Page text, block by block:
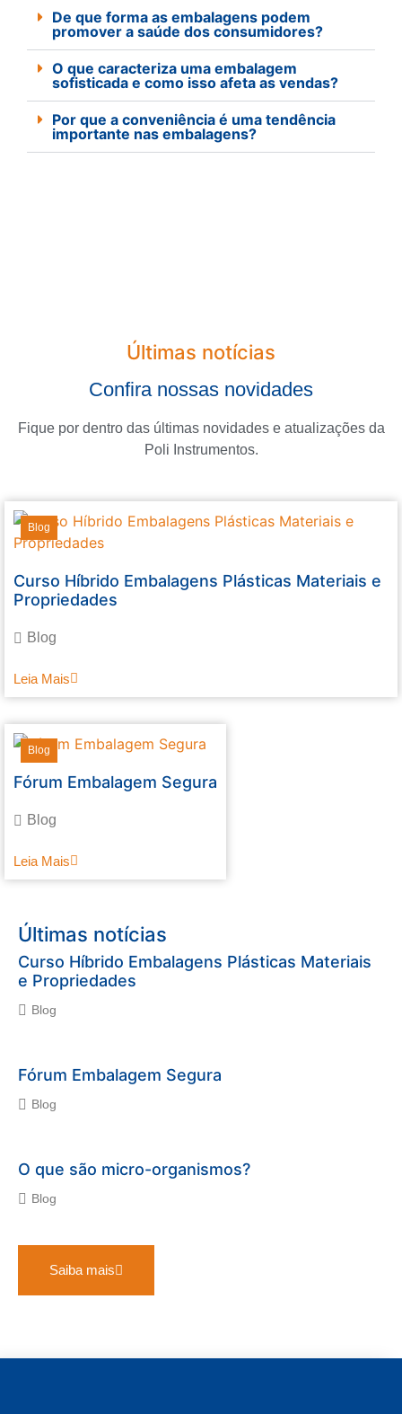
De que forma as embalagens podem
promover a saúde dos consumidores?
O que caracteriza uma embalagem
sofisticada e como isso afeta as vendas?
Por que a conveniência é uma tendência
importante nas embalagens?
Últimas notícias
Confira nossas novidades
Fique por dentro das últimas novidades e atualizações da
Poli Instrumentos.
Blog
Curso Híbrido Embalagens Plásticas Materiais e
Propriedades
Blog
Leia Mais
Blog
Fórum Embalagem Segura
Blog
Leia Mais
Últimas notícias
Curso Híbrido Embalagens Plásticas Materiais
e Propriedades
Blog
Fórum Embalagem Segura
Blog
O que são micro-organismos?
Blog
Saiba mais